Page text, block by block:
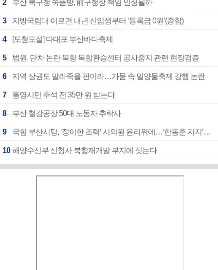
2 부산 북구청 쑥뜸방, 前구청장 책임 인정될까
3 지방국립대 이르면 내년 신입생부터 ‘등록금 0원’(종합)
4 [도청도설] 다대포 부산바다축제
5 법원, 단차 논란 북항 복합환승센터 공사중지 관련 현장검증
6 지역 상권도 말라죽을 판이라…가뭄 속 밀양물축제 강행 논란
7 통영시민 추석 전 35만 원 받는다
8 부산 철강공장 50대 노동자 추락사
9 국힘 부산시당, ‘정이한 조력’ 시의원 윤리위에…‘한동훈 지지’도 신고접수
10 해양수산부 신청사 북항재개발 부지에 짓는다